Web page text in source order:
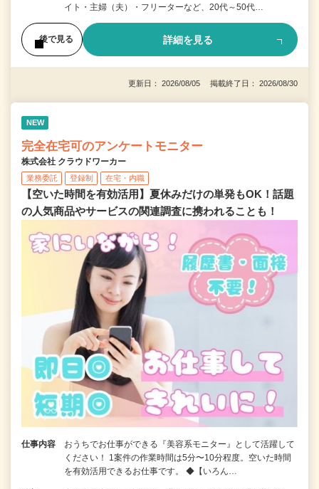
イト・主婦（夫）・フリーターなど、20代～50代…
後で見る 詳細を見る
更新日： 2026/08/05 掲載終了日： 2026/08/30
NEW
完全在宅可のアンケートモニター
株式会社 クラウドワーカー
業務委託 登録制 在宅・内職
【空いた時間を有効活用】夏休みだけの単発もOK！話題
の人気商品やサービスの関連調査に携われることも！
仕事内容
おうちでお仕事ができる『美容系モニター』として活躍して
ください！ 1案件の作業時間は5分〜10分程度。空いた時間
を有効活用できるお仕事です。 ◆【いろん…